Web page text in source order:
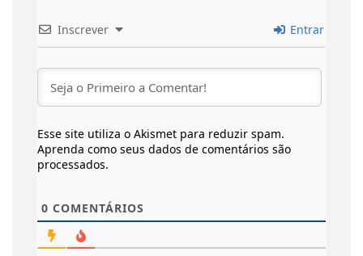
Inscrever Entrar
Esse site utiliza o Akismet para reduzir spam.
Aprenda como seus dados de comentários são
processados.
0 COMENTÁRIOS